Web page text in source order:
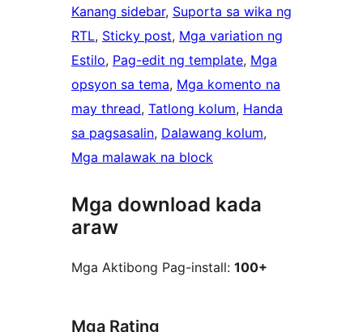
Kanang sidebar, Suporta sa wika ng
RTL, Sticky post, Mga variation ng
Estilo, Pag-edit ng template, Mga
opsyon sa tema, Mga komento na
may thread, Tatlong kolum, Handa
sa pagsasalin, Dalawang kolum
Mga malawak na block
Mga download kada
araw
Mga Aktibong Pag-install: 100+
Mga Rating